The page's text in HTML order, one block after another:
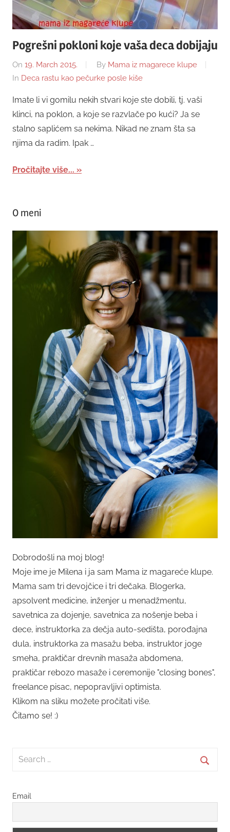
Pogrešni pokloni koje vaša deca dobijaju
On 19. March 2015. By Mama iz magarece klupe
In Deca rastu kao pečurke posle kiše
Imate li vi gomilu nekih stvari koje ste dobili, tj. vaši
klinci, na poklon, a koje se razvlače po kući? Ja se
stalno saplićem sa nekima. Nikad ne znam šta sa
njima da radim. Ipak …
Pročitajte više...
O meni
Dobrodošli na moj blog!
Moje ime je Milena i ja sam Mama iz magareće klupe.
Mama sam tri devojčice i tri dečaka. Blogerka,
apsolvent medicine, inženjer u menadžmentu,
savetnica za dojenje, savetnica za nošenje beba i
dece, instruktorka za dečja auto-sedišta, porođajna
dula, instruktorka za masažu beba, instruktor joge
smeha, praktičar drevnih masaža abdomena,
praktičar rebozo masaže i ceremonije "closing bones",
freelance pisac, nepopravljivi optimista.
Klikom na sliku možete pročitati više.
Čitamo se! :)
Search
Email